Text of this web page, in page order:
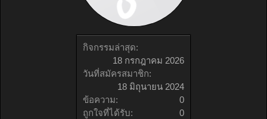
กิจกรรมล่าสุด:
18 กรกฎาคม 2026
วันที่สมัครสมาชิก:
18 มิถุนายน 2024
ข้อความ:
0
ถูกใจที่ได้รับ:
0